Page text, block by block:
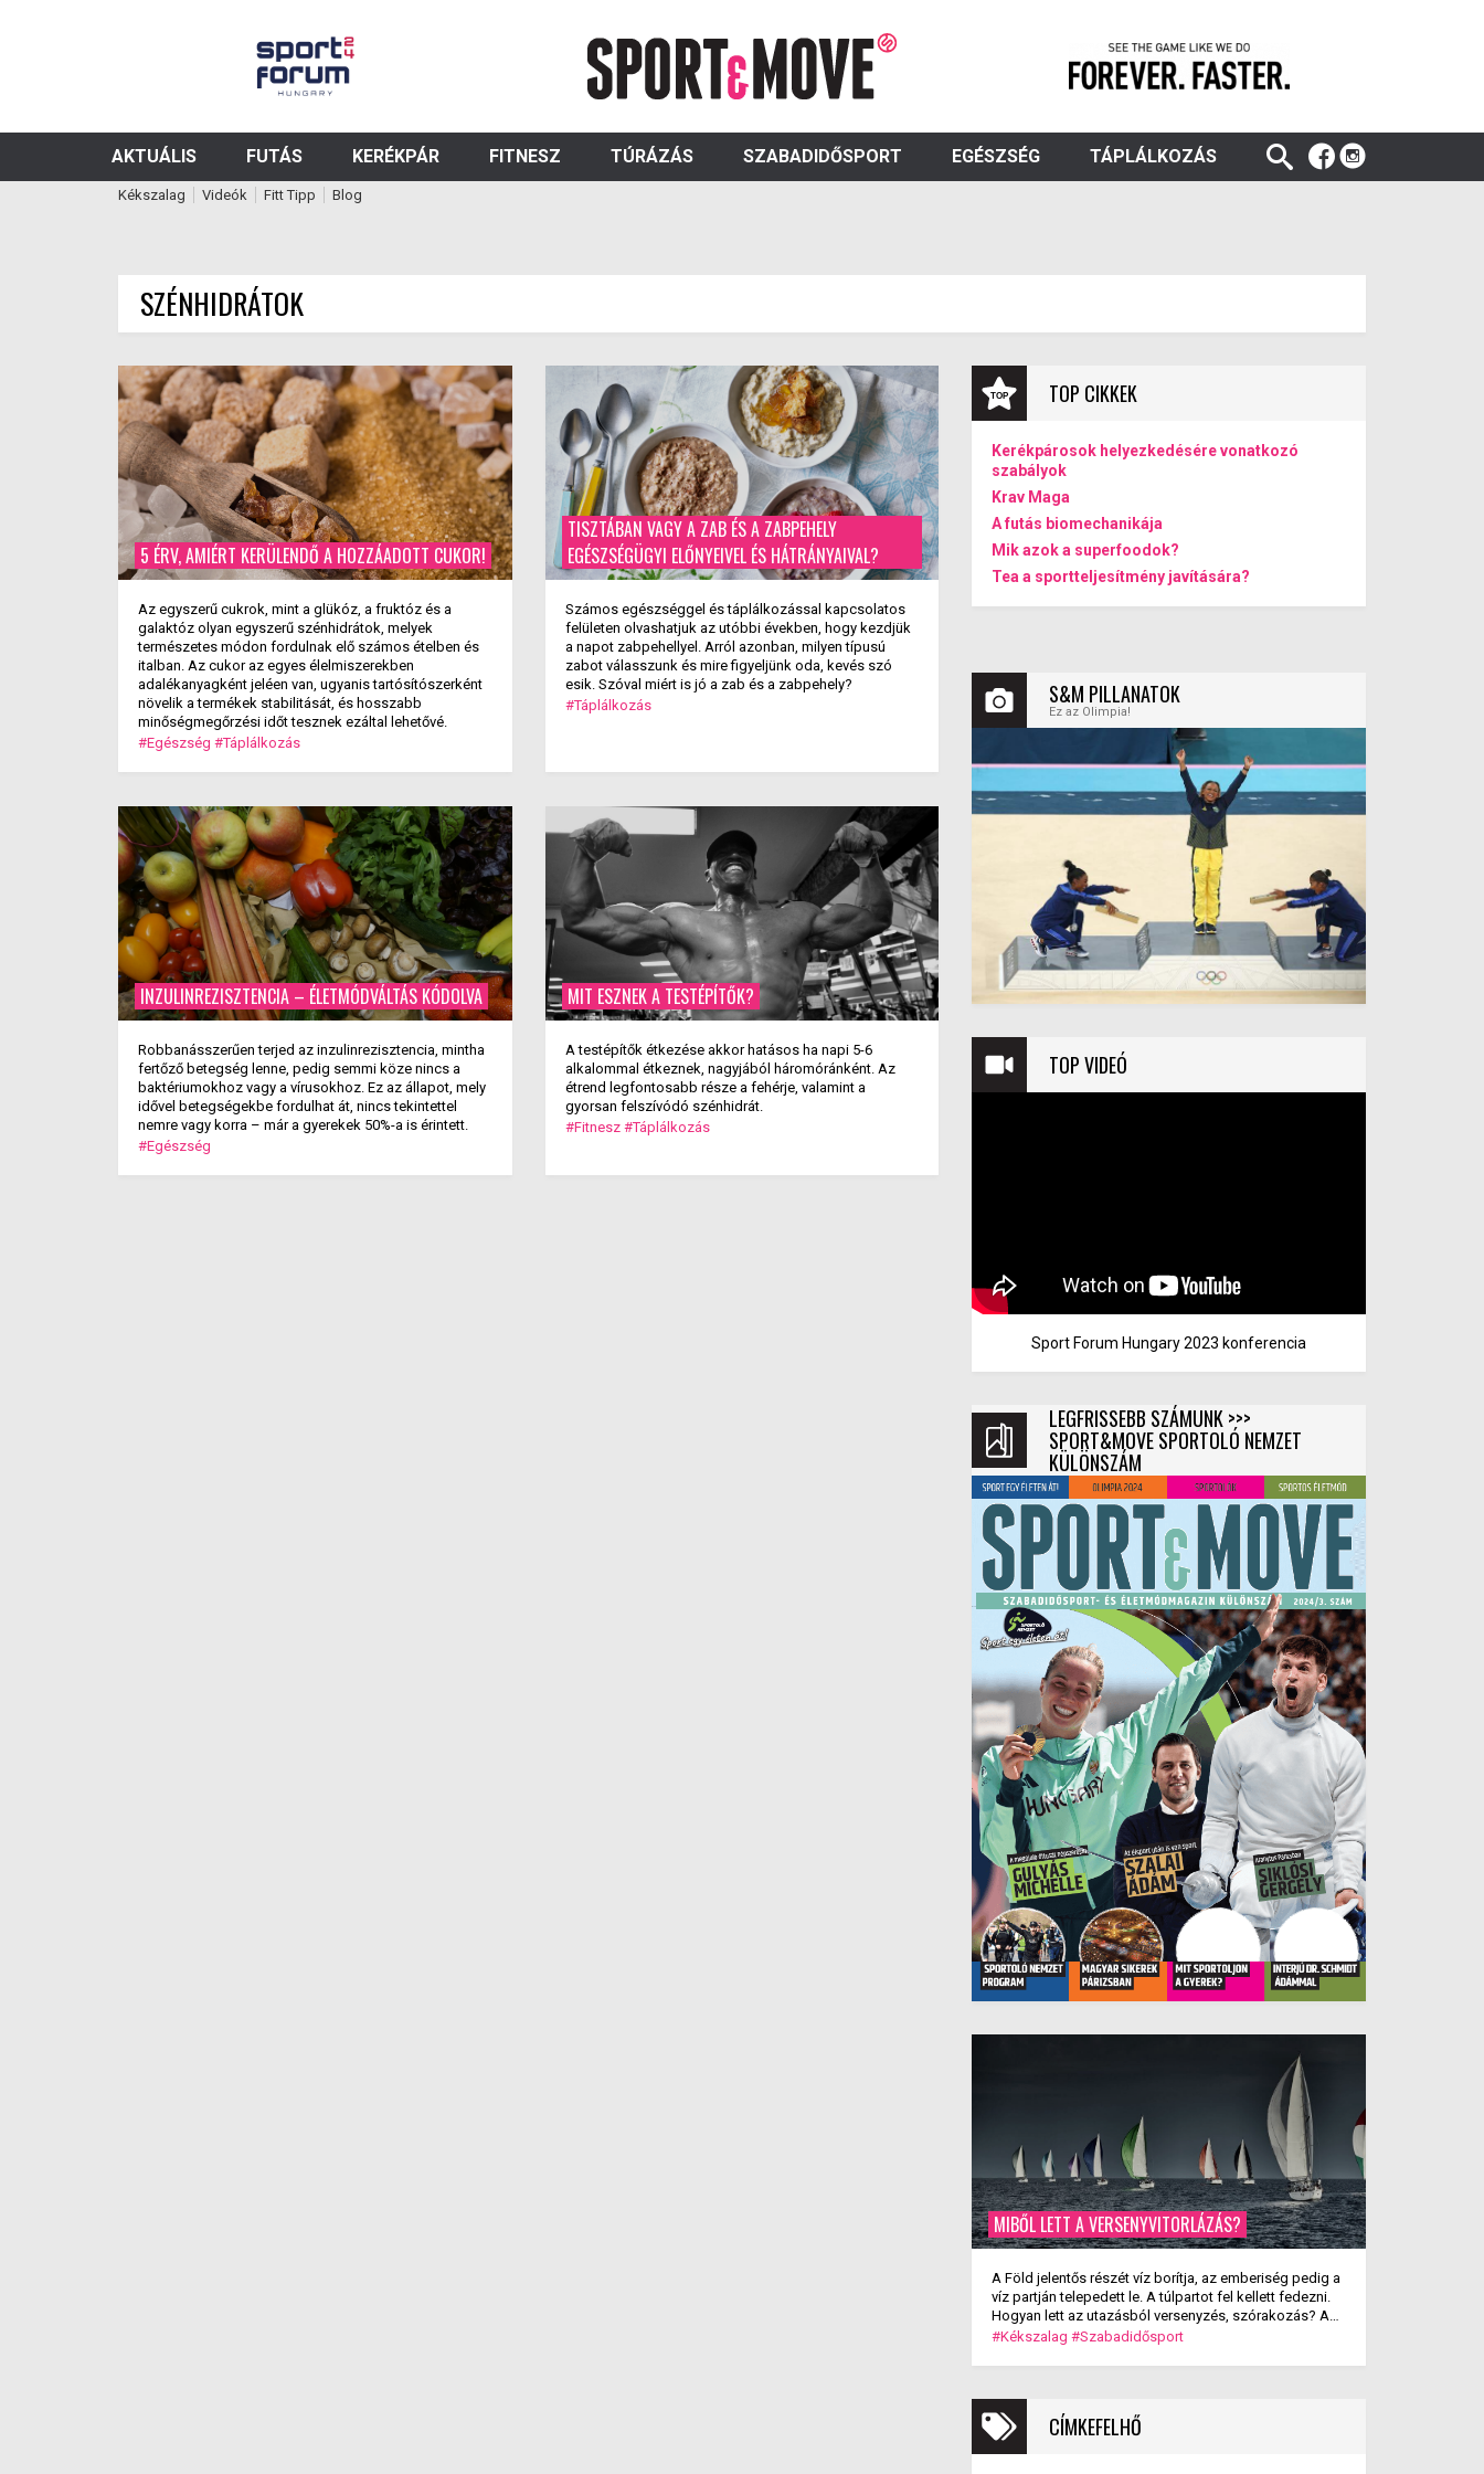
AKTUÁLIS FUTÁS KERÉKPÁR FITNESZ TÚRÁZÁS SZABADIDŐSPORT EGÉSZSÉG TÁPLÁLKOZÁS
Kékszalag Videók Fitt Tipp Blog
SZÉNHIDRÁTOK
5 ÉRV, AMIÉRT KERÜLENDŐ A HOZZÁADOTT CUKOR!
Az egyszerű cukrok, mint a glükóz, a fruktóz és a
galaktóz olyan egyszerű szénhidrátok, melyek
természetes módon fordulnak elő számos ételben és
italban. Az cukor az egyes élelmiszerekben
adalékanyagként jeléen van, ugyanis tartósítószerként
növelik a termékek stabilitását, és hosszabb
minőségmegőrzési időt tesznek ezáltal lehetővé.
#Egészség #Táplálkozás
TISZTÁBAN VAGY A ZAB ÉS A ZABPEHELY
EGÉSZSÉGÜGYI ELŐNYEIVEL ÉS HÁTRÁNYAIVAL?
Számos egészséggel és táplálkozással kapcsolatos
felületen olvashatjuk az utóbbi években, hogy kezdjük
a napot zabpehellyel. Arról azonban, milyen típusú
zabot válasszunk és mire figyeljünk oda, kevés szó
esik. Szóval miért is jó a zab és a zabpehely?
#Táplálkozás
INZULINREZISZTENCIA – ÉLETMÓDVÁLTÁS KÓDOLVA
Robbanásszerűen terjed az inzulinrezisztencia, mintha
fertőző betegség lenne, pedig semmi köze nincs a
baktériumokhoz vagy a vírusokhoz. Ez az állapot, mely
idővel betegségekbe fordulhat át, nincs tekintettel
nemre vagy korra – már a gyerekek 50%-a is érintett.
#Egészség
MIT ESZNEK A TESTÉPÍTŐK?
A testépítők étkezése akkor hatásos ha napi 5-6
alkalommal étkeznek, nagyjából háromóránként. Az
étrend legfontosabb része a fehérje, valamint a
gyorsan felszívódó szénhidrát.
#Fitnesz #Táplálkozás
TOP CIKKEK
Kerékpárosok helyezkedésére vonatkozó
szabályok
Krav Maga
A futás biomechanikája
Mik azok a superfoodok?
Tea a sportteljesítmény javítására?
S&M PILLANATOK
Ez az Olimpia!
TOP VIDEÓ
Sport Forum Hungary 2023 konferencia
LEGFRISSEBB SZÁMUNK >>>
SPORT&MOVE SPORTOLÓ NEMZET
KÜLÖNSZÁM
MIBŐL LETT A VERSENYVITORLÁZÁS?
A Föld jelentős részét víz borítja, az emberiség pedig a
víz partján telepedett le. A túlpartot fel kellett fedezni.
Hogyan lett az utazásból versenyzés, szórakozás? A
versenyvitorlázás kialakulása.
#Kékszalag #Szabadidősport
CÍMKEFELHŐ